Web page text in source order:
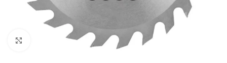
Zumiranje